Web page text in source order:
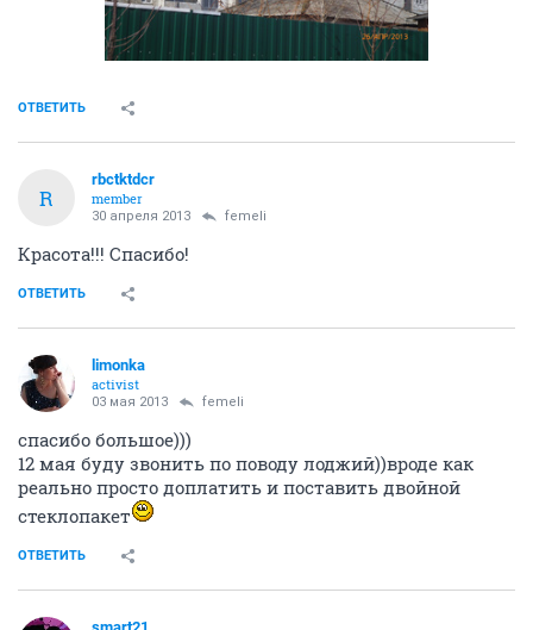
ОТВЕТИТЬ
R
rbctktdcr
member
30 апреля 2013 femeli
Красота!!! Спасибо!
ОТВЕТИТЬ
limonka
activist
03 мая 2013 femeli
спасибо большое)))
12 мая буду звонить по поводу лоджий))вроде как
реально просто доплатить и поставить двойной
стеклопакет
ОТВЕТИТЬ